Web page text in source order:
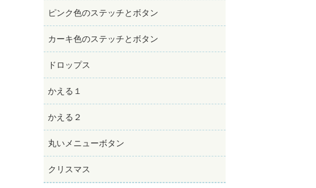
ピンク色のステッチとボタン
カーキ色のステッチとボタン
ドロップス
かえる１
かえる２
丸いメニューボタン
クリスマス